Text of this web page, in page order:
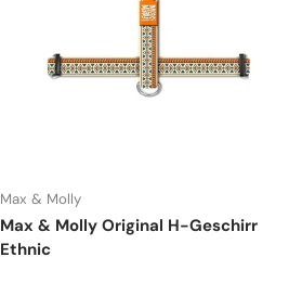
Max & Molly
Max & Molly Original H-Geschirr
Ethnic